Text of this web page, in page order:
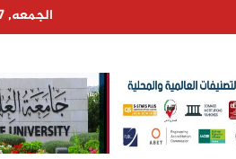
الجمعه, 07 آب, 2026